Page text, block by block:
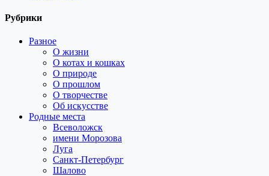
Рубрики
Разное
О жизни
О котах и кошках
О природе
О прошлом
О творчестве
Об искусстве
Родные места
Всеволожск
имени Морозова
Луга
Санкт-Петербург
Шалово